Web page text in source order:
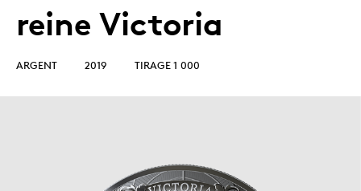
reine Victoria
ARGENT 2019 TIRAGE 1 000